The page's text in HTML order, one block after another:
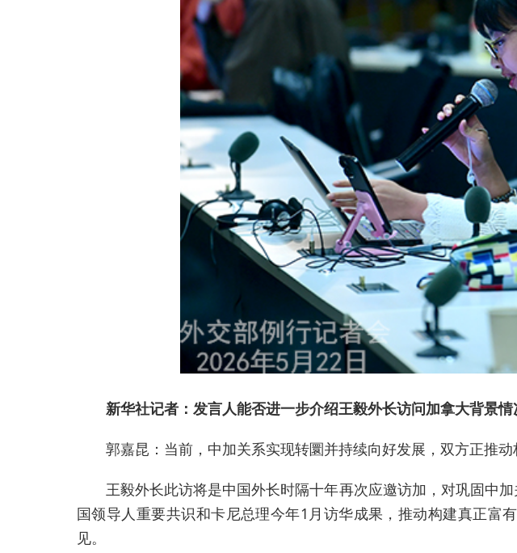
新华社记者：发言人能否进一步介绍王毅外长访问加拿大背景
郭嘉昆：当前，中加关系实现转圜并持续向好发展，双方正推动
王毅外长此访将是中国外长时隔十年再次应邀访加，对巩固中
国领导人重要共识和卡尼总理今年1月访华成果，推动构建真正富
见。